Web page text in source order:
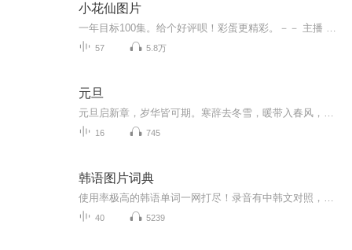
小花仙图片
57 5.8万
元旦
16 745
韩语图片词典
40 5239